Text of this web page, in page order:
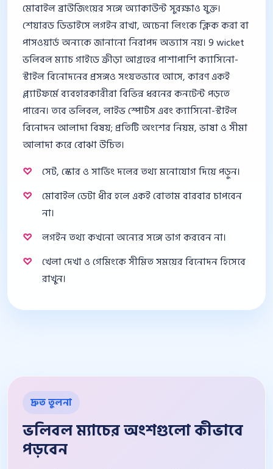
মোবাইল ব্রাউজিংয়ের সঙ্গে অ্যাকাউন্ট সুরক্ষাও যুক্ত।
শেয়ারড ডিভাইসে লগইন রাখা, অচেনা লিংকে ক্লিক করা বা
পাসওয়ার্ড অন্যকে জানানো নিরাপদ অভ্যাস নয়। 9 wicket
ভলিবল ম্যাচ গাইডে ক্রীড়া আগ্রহের পাশাপাশি ক্যাসিনো-
স্টাইল বিনোদনের প্রসঙ্গও সংযতভাবে আসে, কারণ একই
প্ল্যাটফর্মে ব্যবহারকারীরা বিভিন্ন ধরনের কনটেন্ট পড়তে
পারেন। তবে ভলিবল, লাইভ স্পোর্টস এবং ক্যাসিনো-স্টাইল
বিনোদন আলাদা বিষয়; প্রতিটি অংশের নিয়ম, ভাষা ও সীমা
আলাদা করে বোঝা উচিত।
সেট, স্কোর ও সার্ভিং দলের তথ্য মনোযোগ দিয়ে পড়ুন।
মোবাইল ডেটা ধীর হলে একই বোতাম বারবার চাপবেন
না।
লগইন তথ্য কখনো অন্যের সঙ্গে ভাগ করবেন না।
খেলা দেখা ও গেমিংকে সীমিত সময়ের বিনোদন হিসেবে
রাখুন।
দ্রুত তুলনা
ভলিবল ম্যাচের অংশগুলো কীভাবে
পড়বেন